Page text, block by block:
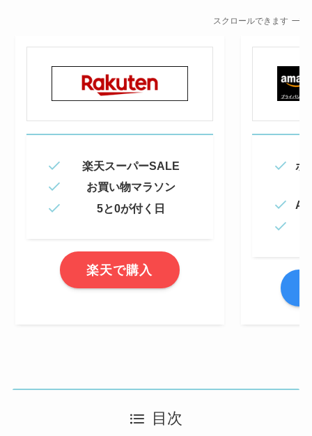
スクロールできます
楽天スーパーSALE
お買い物マラソン
5と0が付く日
楽天で購入
ポ
目次